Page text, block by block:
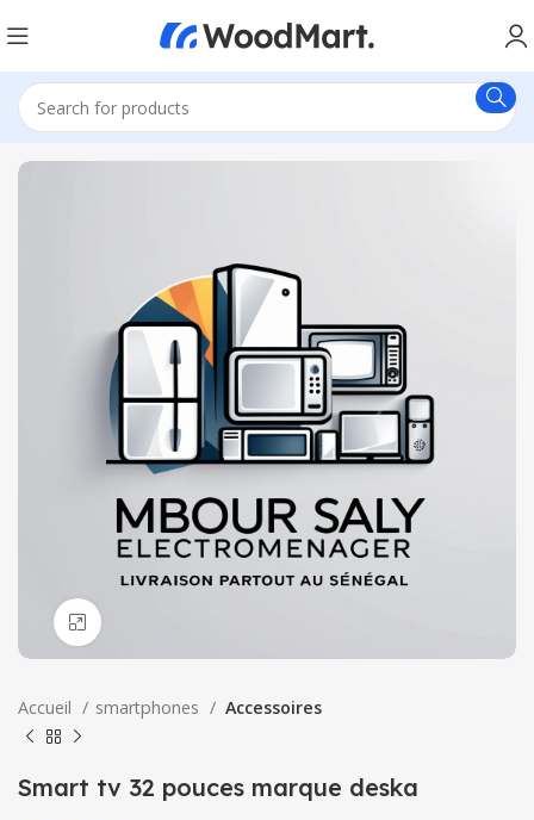
Accueil smartphones Accessoires
Smart tv 32 pouces marque deska